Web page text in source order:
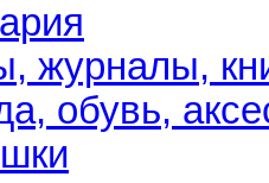
журналы,
обувь,